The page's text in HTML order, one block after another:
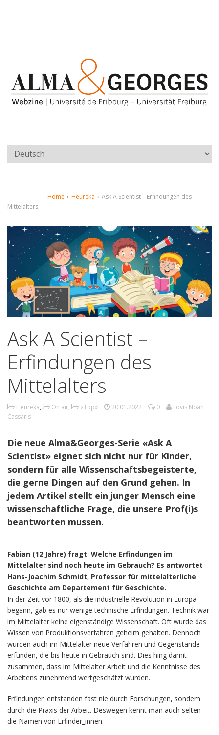
Home › Heureka › Ask A Scientist – Erfindungen des
Mittelalters
Ask A Scientist –
Erfindungen des
Mittelalters
Heureka, On air, «Top» 20.01.2022 0
Lovis Noah
Cassaris
Die neue Alma&Georges-Serie «Ask A
Scientist» eignet sich nicht nur für Kinder,
sondern für alle Wissenschaftsbegeisterte,
die gerne Dingen auf den Grund gehen. In
jedem Artikel stellt ein junger Mensch eine
wissenschaftliche Frage, die unsere Prof(i)s
beantworten müssen.
Fabian (12 Jahre) fragt: Welche Erfindungen im
Mittelalter sind noch heute im Gebrauch? Es antwortet
Hans-Joachim Schmidt, Professor für mittelalterliche
Geschichte am Departement für Geschichte.
In der Zeit vor 1800, als die industrielle Revolution in Europa
begann, gab es nur wenige technische Erfindungen. Technik war
im Mittelalter keine eigenständige Wissenschaft. Oft wurde das
Wissen von Produktionsverfahren geheim gehalten. Dennoch
wurden auch im Mittelalter neue Verfahren und Gegenstände
erfunden, die bis heute in Gebrauch sind. Dies hing damit
zusammen, dass im Mittelalter Arbeit und die Kenntnisse des
Arbeitens zunehmend wertgeschätzt wurden.
Erfindungen entstanden fast nie durch Forschungen, sondern
durch die Praxis der Arbeit. Deswegen kennt man auch selten
die Namen von Erfinder_innen.